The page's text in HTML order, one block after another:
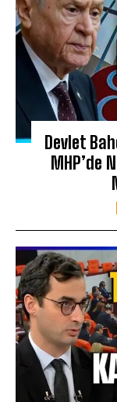
Devlet
MHP’de